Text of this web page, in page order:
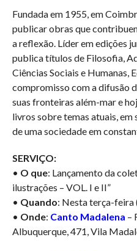
Fundada em 1955, em
publicar obras que
a reflexão. Líder em edições
publica títulos de Filosofia,
Ciências Sociais e Humanas,
compromisso com a difusão
suas fronteiras além-mar e
livros sobre temas atuais, em
de uma sociedade em
SERVIÇO:
• O que: Lançamento da
ilustrações – VOL. I e II”
• Quando: Nesta terça-feira
• Onde: Canto Madalena –
Albuquerque, 471, Vila